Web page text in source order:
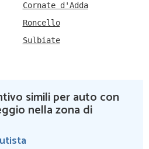
Cornate d'Adda
Roncello
Sulbiate
simili per auto con
nella zona di